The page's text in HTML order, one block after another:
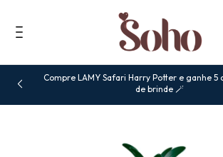
Compre LAMY Safari Harry Potter e ganhe 5
de brinde 🪄